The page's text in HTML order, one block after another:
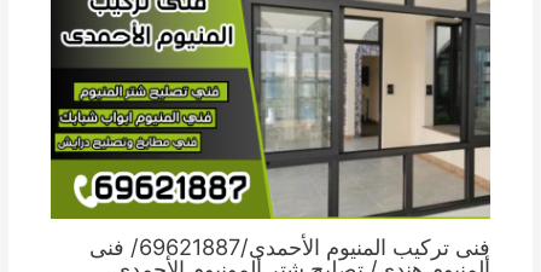
فنى تركيب المنيوم الأحمدى/69621887/ فنى